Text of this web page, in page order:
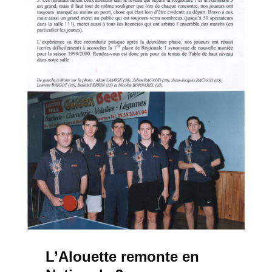
L’Alouette remonte en